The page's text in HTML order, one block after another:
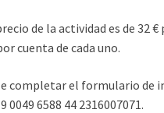
de la actividad es de 32
cuenta de cada uno.
completar el formulario de
6588 44 2316007071.